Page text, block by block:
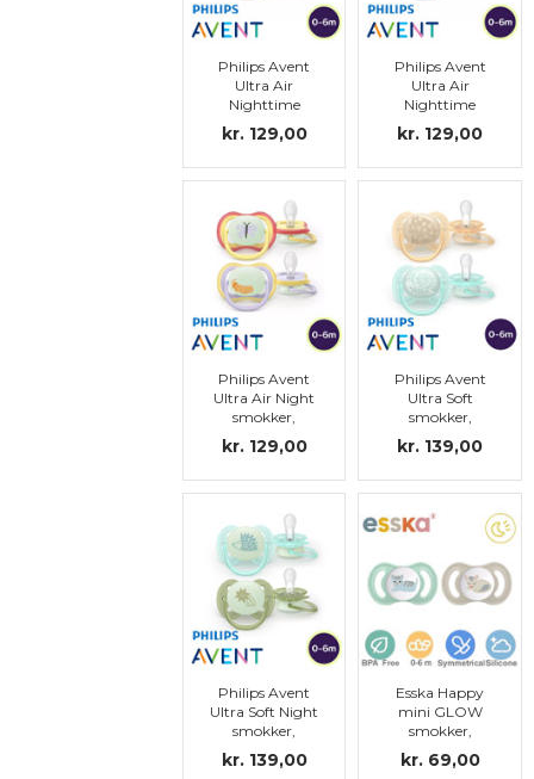
Philips Avent
Ultra Air
Nighttime
symmetriske,
kr. 129,00
Philips Avent
Ultra Air
Nighttime
symmetriske,
kr. 129,00
Philips Avent
Ultra Air Night
smokker,
symmetriske,
silikon, str.1
kr. 129,00
Philips Avent
Ultra Soft
smokker,
symmetriske,
silikon, str. 1
kr. 139,00
Philips Avent
Ultra Soft Night
smokker,
symmetriske,
silikon, str. 1
kr. 139,00
Esska Happy
mini GLOW
smokker,
symmetriske,
silikon, str.1
kr. 69,00